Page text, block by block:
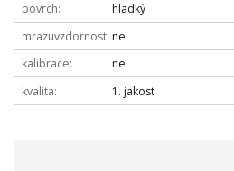
povrch
hladký
mrazuvzdornost ne
kalibrace
ne
kvalita
1. jakost